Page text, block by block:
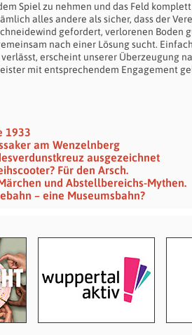
Spiel zu nehmen und das Feld
alles andere als sicher, dass der
gefordert, verlorenen Boden
nach einer Lösung sucht.
erscheint unserer Überzeugung
mit entsprechendem Engagement
1933
am Wenzelnberg
ausgezeichnet
Für den Arsch.
und Abstellbereichs-Mythen.
– eine Museumsbahn?